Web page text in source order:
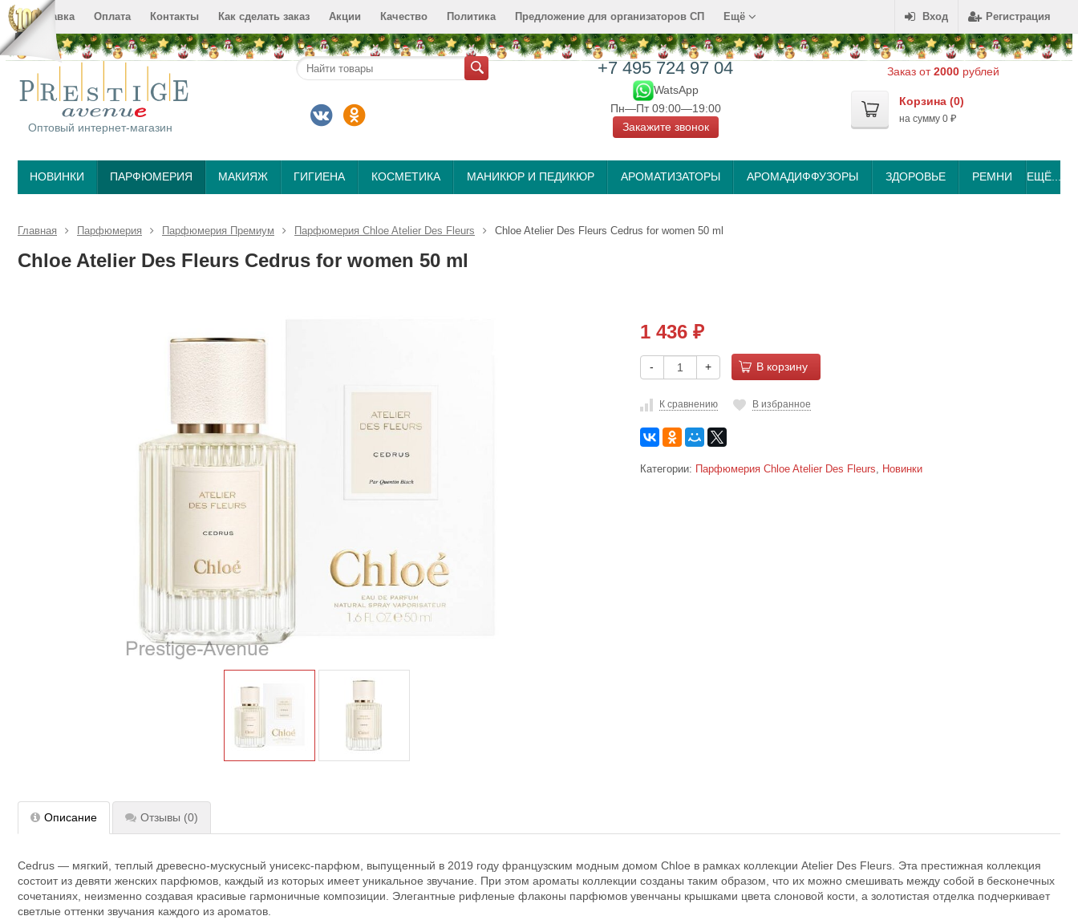
Вход Регистрация
Доставка Оплата Контакты Как сделать заказ Акции Качество Политика Предложение для организаторов СП Ещё
Оптовый интернет-магазин
+7 495 724 97 04
WatsApp
Пн—Пт 09:00—19:00
Закажите звонок
Заказ от2000 рублей
Корзина (0)
на сумму 0 ₽
НОВИНКИ ПАРФЮМЕРИЯ МАКИЯЖ ГИГИЕНА КОСМЕТИКА МАНИКЮР И ПЕДИКЮР АРОМАТИЗАТОРЫ АРОМАДИФФУЗОРЫ ЗДОРОВЬЕ РЕМНИ ЕЩЁ...
Главная Парфюмерия Парфюмерия Премиум Парфюмерия Chloe Atelier Des Fleurs Chloe Atelier Des Fleurs Cedrus for women 50 ml
Chloe Atelier Des Fleurs Cedrus for women 50 ml
1 436 ₽
- + В корзину
К сравнению В избранное
Категории: Парфюмерия Chloe Atelier Des Fleurs, Новинки
Описание Отзывы (0)
Cedrus — мягкий, теплый древесно-мускусный унисекс-парфюм, выпущенный в 2019 году французским модным домом Chloe в рамках коллекции Atelier Des Fleurs. Эта престижная коллекция
состоит из девяти женских парфюмов, каждый из которых имеет уникальное звучание. При этом ароматы коллекции созданы таким образом, что их можно смешивать между собой в бесконечных
сочетаниях, неизменно создавая красивые гармоничные композиции. Элегантные рифленые флаконы парфюмов увенчаны крышками цвета слоновой кости, а золотистая отделка подчеркивает
светлые оттенки звучания каждого из ароматов.